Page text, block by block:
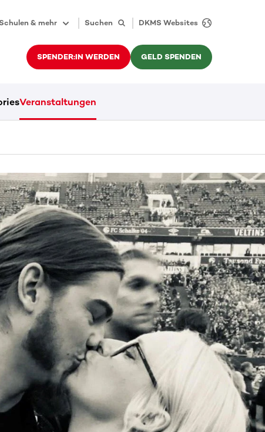
& mehr Suchen DKMS Websites
SPENDER:IN WERDEN GELD SPENDEN
Veranstaltungen